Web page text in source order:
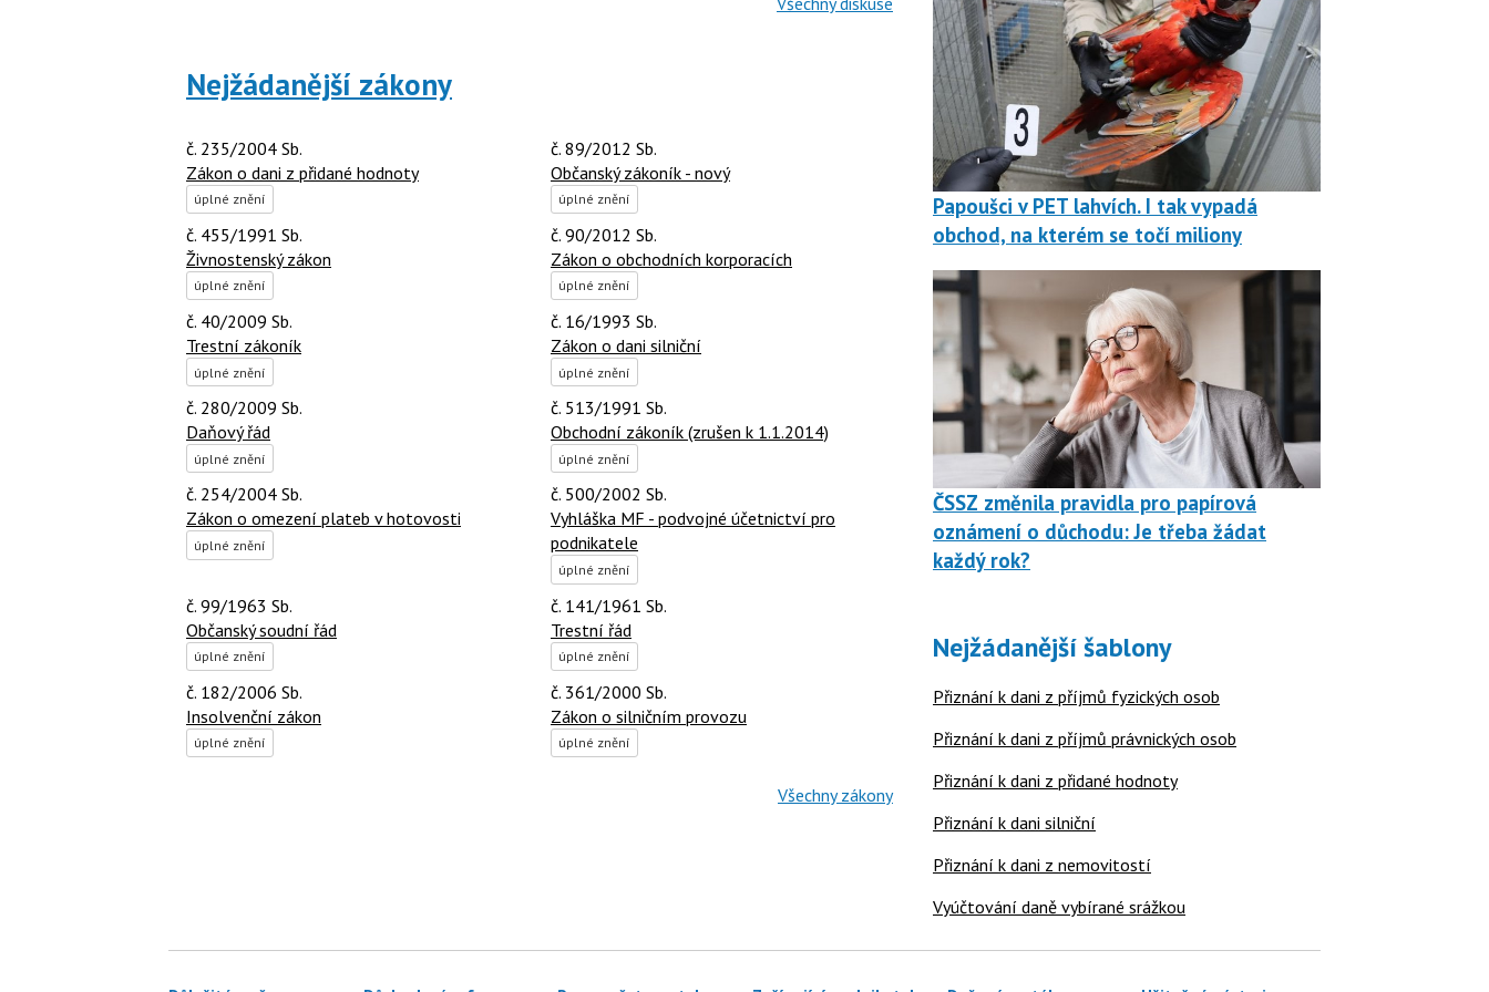
Nejžádanější zákony
č. 235/2004 Sb.
Zákon o dani z přidané hodnoty
úplné znění
č. 89/2012 Sb.
Občanský zákoník - nový
úplné znění
č. 455/1991 Sb.
Živnostenský zákon
úplné znění
č. 90/2012 Sb.
Zákon o obchodních korporacích
úplné znění
č. 40/2009 Sb.
Trestní zákoník
úplné znění
č. 16/1993 Sb.
Zákon o dani silniční
úplné znění
č. 280/2009 Sb.
Daňový řád
úplné znění
č. 513/1991 Sb.
Obchodní zákoník (zrušen k 1.1.2014)
úplné znění
č. 254/2004 Sb.
Zákon o omezení plateb v hotovosti
úplné znění
č. 500/2002 Sb.
Vyhláška MF - podvojné účetnictví pro
podnikatele
úplné znění
č. 99/1963 Sb.
Občanský soudní řád
úplné znění
č. 141/1961 Sb.
Trestní řád
úplné znění
č. 182/2006 Sb.
Insolvenční zákon
úplné znění
č. 361/2000 Sb.
Zákon o silničním provozu
úplné znění
Všechny zákony
Papoušci v PET lahvích. I tak vypadá
obchod, na kterém se točí miliony
ČSSZ změnila pravidla pro papírová
oznámení o důchodu: Je třeba žádat
každý rok?
Nejžádanější šablony
Přiznání k dani z příjmů fyzických osob
Přiznání k dani z příjmů právnických osob
Přiznání k dani z přidané hodnoty
Přiznání k dani silniční
Přiznání k dani z nemovitostí
Vyúčtování daně vybírané srážkou